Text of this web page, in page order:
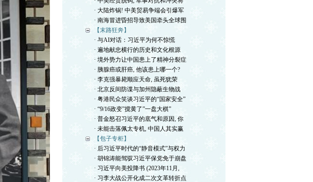
· 大陆炸锅! 中美贸易争端会引爆军
· 南海冒进昏招导致美国牵头全球围
【末路狂奔】
· 与AI对话：习近平为何不惊慌
· 遍地献忠横行的历史和文化根源
· 境外势力让中国患上了精神分裂症
· 胰腺癌或肝癌, 他该患上哪一个?
· 李克强暴毙顺应天命, 虽死犹荣
· 北京反间防谍与加州隐蔽生物战
· 粤港民众笑谈习近平的“国家安全”
· “9/16政变”搅黄了”一盘大棋”
· 普金怒召习近平的底气和原因, 你
· 未能击落佩太专机, 中国人其实赢
【包子专柜】
· 后习近平时代的“静音模式”与权力
· 胡锦涛能驾驭习近平保党免于崩盘
· 习近平向美投降书 (2023年11月,
· 习李大战公开化成二次文革转折点